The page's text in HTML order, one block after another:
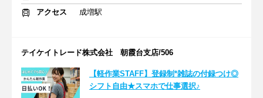
アクセス
成増駅
テイケイトレード株式会社 朝霞台支店/506
【軽作業STAFF】登録制*雑誌の付録つけ◎
シフト自由★スマホで仕事選択♪